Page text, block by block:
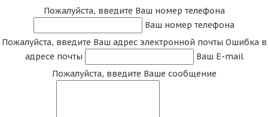
Пожалуйста, введите Ваш номер телефона
Ваш номер телефона
Пожалуйста, введите Ваш адрес электронной почты Ошибка в
адресе почты
Ваш E-mail
Пожалуйста, введите Ваше сообщение